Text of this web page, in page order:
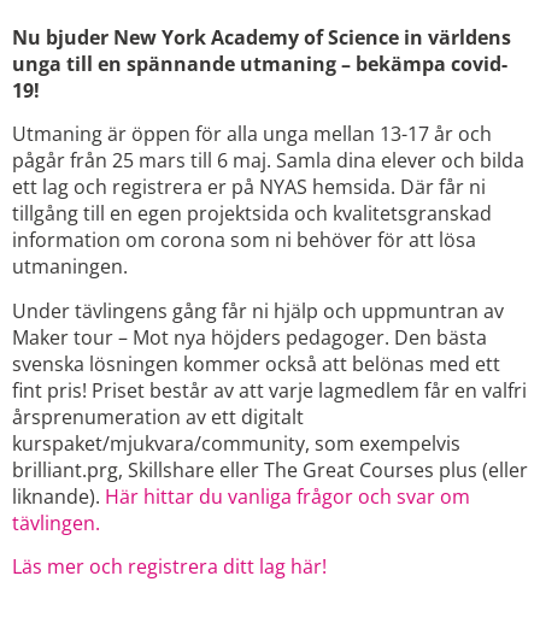
Nu bjuder New York Academy of Science in världens
unga till en spännande utmaning – bekämpa covid-
19!
Utmaning är öppen för alla unga mellan 13-17 år och
pågår från 25 mars till 6 maj. Samla dina elever och bilda
ett lag och registrera er på NYAS hemsida. Där får ni
tillgång till en egen projektsida och kvalitetsgranskad
information om corona som ni behöver för att lösa
utmaningen.
Under tävlingens gång får ni hjälp och uppmuntran av
Maker tour – Mot nya höjders pedagoger. Den bästa
svenska lösningen kommer också att belönas med ett
fint pris! Priset består av att varje lagmedlem får en valfri
årsprenumeration av ett digitalt
kurspaket/mjukvara/community, som exempelvis
brilliant.prg, Skillshare eller The Great Courses plus (eller
liknande). Här hittar du vanliga frågor och svar om
tävlingen.
Läs mer och registrera ditt lag här!